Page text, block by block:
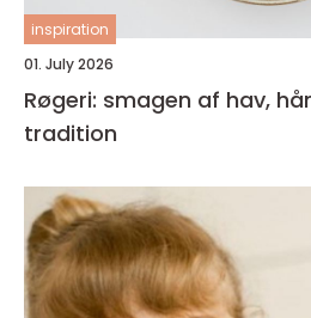
inspiration
01. July 2026
Røgeri: smagen af hav,
tradition